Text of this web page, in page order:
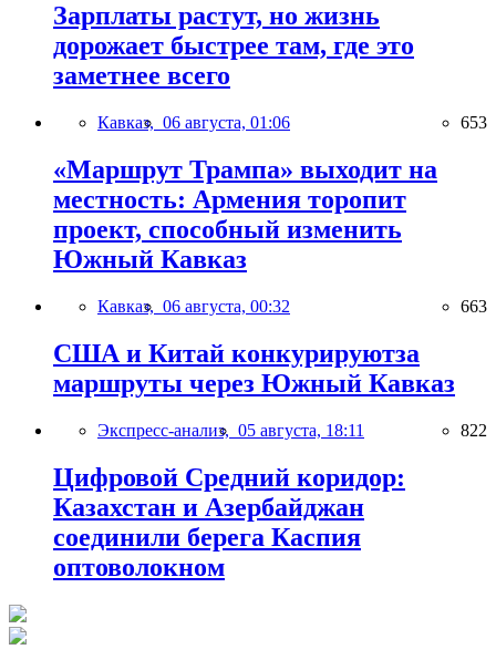
Зарплаты растут, но жизнь
дорожает быстрее там, где это
заметнее всего
Кавказ, 06 августа, 01:06 653
«Маршрут Трампа» выходит на
местность: Армения торопит
проект, способный изменить
Южный Кавказ
Кавказ, 06 августа, 00:32 663
США и Китай конкурируютза
маршруты через Южный Кавказ
Экспресс-анализ, 05 августа, 18:11 822
Цифровой Средний коридор:
Казахстан и Азербайджан
соединили берега Каспия
оптоволокном